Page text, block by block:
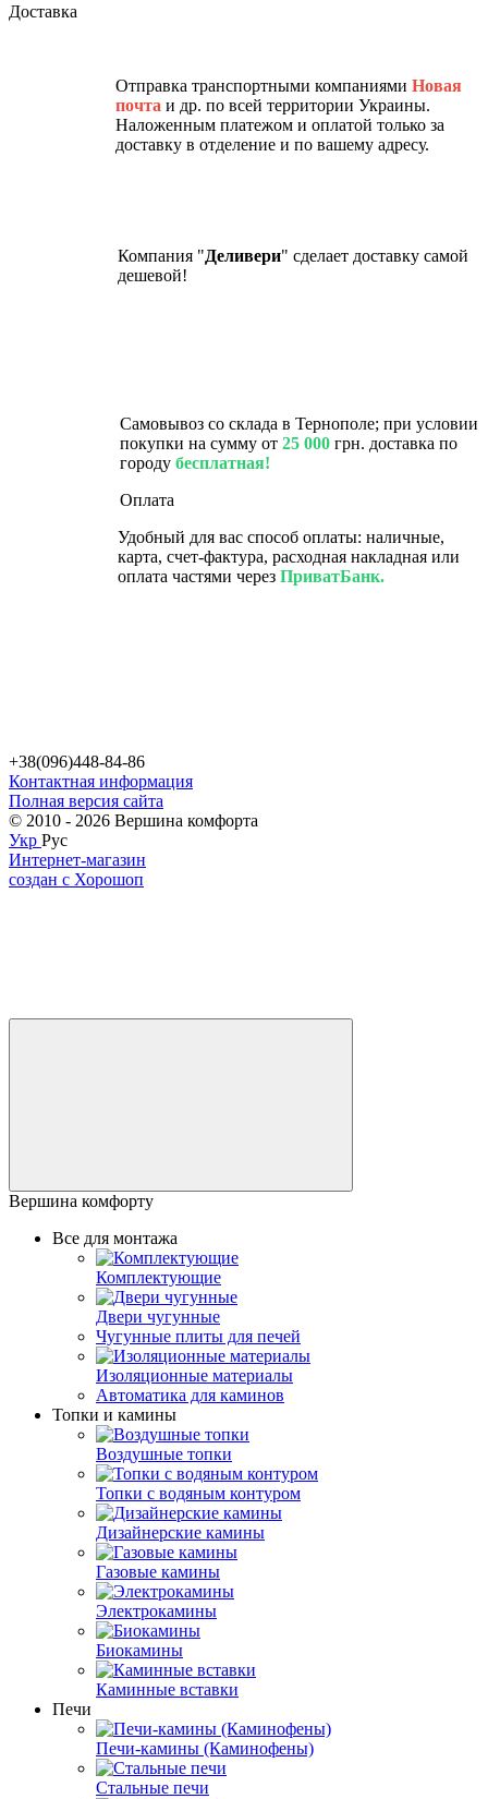
Доставка
Отправка транспортными компаниями Новая
почта и др. по всей территории Украины.
Наложенным платежом и оплатой только за
доставку в отделение и по вашему адресу.
Компания "Деливери" сделает доставку самой
дешевой!
Самовывоз со склада в Тернополе; при условии
покупки на сумму от 25 000 грн. доставка по
городу бесплатная!
Оплата
Удобный для вас способ оплаты: наличные,
карта, счет-фактура, расходная накладная или
оплата частями через ПриватБанк.
+38(096)448-84-86
Контактная информация
Полная версия сайта
© 2010 - 2026 Вершина комфорта
Укр Рус
Интернет-магазин
создан с Хорошоп
Вершина комфорту
Все для монтажа
Комплектующие
Двери чугунные
Чугунные плиты для печей
Изоляционные материалы
Автоматика для каминов
Топки и камины
Воздушные топки
Топки с водяным контуром
Дизайнерские камины
Газовые камины
Электрокамины
Биокамины
Каминные вставки
Печи
Печи-камины (Каминофены)
Стальные печи